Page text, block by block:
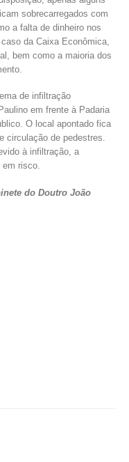
sobrecarregados com
a falta de dinheiro nos
da Caixa Econômica,
bem como a maioria dos
de infiltração
em frente à Padaria
O local apontado fica
circulação de pedestres.
à infiltração, a
em risco.
do Doutro João